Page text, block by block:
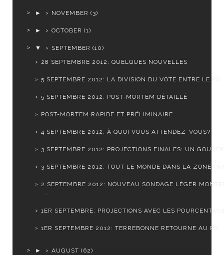
► NOVEMBER (3)
► OCTOBER (1)
▼ SEPTEMBER (10)
28 SEPTEMBRE 2012: QUELQUES NOUVELLES
5 SEPTEMBRE 2012: LA DIVISION DU VOTE ENTRE LE PQ
5 SEPTEMBRE 2012: POST-MORTEM DÉTAILLÉ
POST-MORTEM RAPIDE ET PRÉLIMINAIRE
4 SEPTEMBRE 2012: À QUOI VOUS ATTENDEZ-VOUS?
3 SEPTEMBRE 2012: PROJECTIONS FINALES: UN
3 SEPTEMBRE 2012: TOUT LE MONDE DANS LA ZONE
2 SEPTEMBRE 2012: NOUVEAU SONDAGE LÉGER
...
1ER SEPTEMBRE: PROJECTIONS AVEC LES
1ER SEPTEMBRE 2012: TERREBONNE RETOURNE AU PQ
► AUGUST (62)